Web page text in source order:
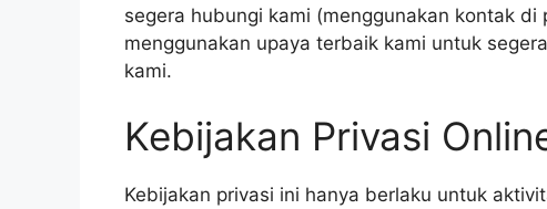
segera hubungi kami (menggunakan kontak
menggunakan upaya terbaik kami untuk
kami.
Kebijakan Privasi
Kebijakan privasi ini hanya berlaku untuk